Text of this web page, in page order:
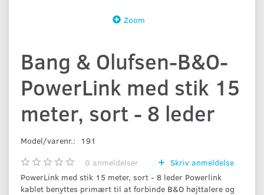
Zoom
Bang & Olufsen-B&O-
PowerLink med stik 15
meter, sort - 8 leder
Model/varenr.:
191
0 anmeldelser
Skriv anmeldelse
PowerLink med stik 15 meter, sort - 8 leder Powerlink
kablet benyttes primært til at forbinde B&O højttalere og